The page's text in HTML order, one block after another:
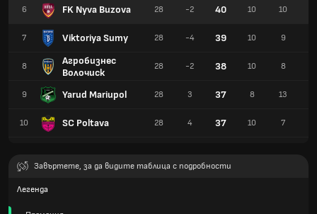
6 FK Nyva Buzova
7 Viktoriya Sumy
8
Агробизнес
Волочиск
9 Yarud Mariupol
10 SC Poltava
28 -2 40 10 10
28 -4 39 10 9
28 -2 38 10 8
28 3 37 8 13
28 4 37 10 7
Завъртете, за да видите таблица с подробности
Легенда